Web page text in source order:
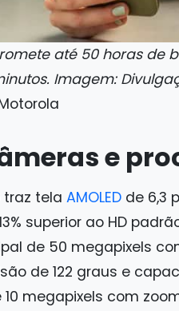
até 50 horas
Imagem:
e
traz tela AMOLED de 6,3
superior ao HD
de 50 megapixels
de 122 graus e
megapixels com